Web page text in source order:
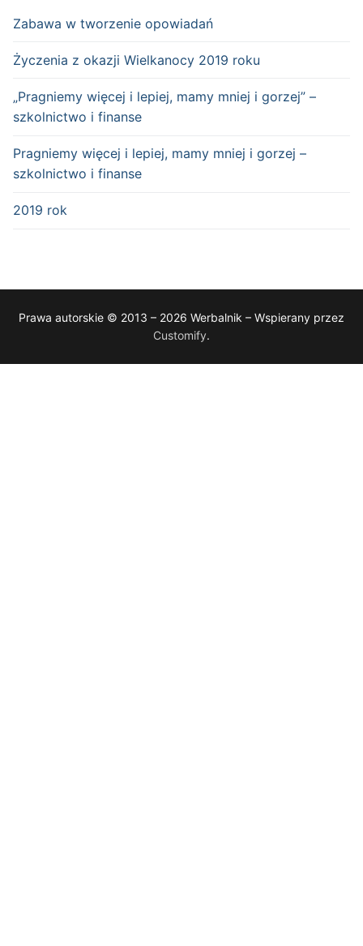
Zabawa w tworzenie opowiadań
Życzenia z okazji Wielkanocy 2019 roku
„Pragniemy więcej i lepiej, mamy mniej i gorzej” –
szkolnictwo i finanse
Pragniemy więcej i lepiej, mamy mniej i gorzej –
szkolnictwo i finanse
2019 rok
Prawa autorskie © 2013 – 2026 Werbalnik – Wspierany przez
Customify.